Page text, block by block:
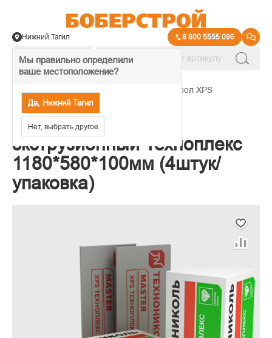
Мы правильно определили
ваше местоположение?
Да, Нижний Тагил
Нет, выбрать другое
Нижний Тагил 8 800 5555 096
Экструдированный пенополистирол XPS
Пенополистирол
экструзионный Техноплекс
1180*580*100мм (4штук/
упаковка)